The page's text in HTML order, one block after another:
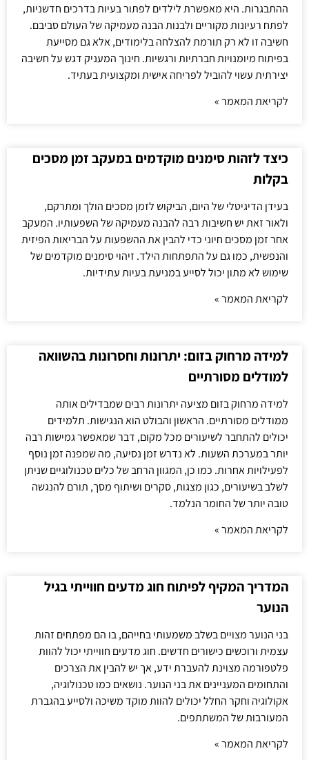
ההתבגרות. היא מאפשרת לילדים לפתור בעיות בדרכים חדשניות,
לפתח רעיונות מקוריים ולבנות הבנה מעמיקה של העולם סביבם.
חשיבה זו לא רק תורמת להצלחה בלימודים, אלא גם מסייעת
בפיתוח מיומנויות חברתיות ורגשיות. חינוך המעניק דגש על חשיבה
יצירתית עשוי להוביל לפריחה אישית ומקצועית בעתיד.
לקריאת המאמר »
כיצד לזהות סימנים מוקדמים במעקב זמן מסכים
בקלות
בעידן הדיגיטלי של היום, הביקוש לזמן מסכים הולך ומתרקם,
ולאור זאת יש חשיבות רבה להבנה מעמיקה של השפעותיו. המעקב
אחר זמן מסכים חיוני כדי להבין את ההשפעות על הבריאות הפיזית
והנפשית, כמו גם על התפתחות הילד. זיהוי סימנים מוקדמים של
שימוש לא מתון יכול לסייע במניעת בעיות עתידיות.
לקריאת המאמר »
למידה מרחוק בזום: יתרונות וחסרונות בהשוואה
למודלים מסורתיים
למידה מרחוק בזום מציעה יתרונות רבים שמבדילים אותה
ממודלים מסורתיים. הראשון והבולט הוא הנגישות. תלמידים
יכולים להתחבר לשיעורים מכל מקום, דבר שמאפשר גמישות רבה
יותר במערכת השעות. לא נדרש זמן נסיעה, מה שמפנה זמן נוסף
לפעילויות אחרות. כמו כן, המגוון הרחב של כלים טכנולוגיים שניתן
לשלב בשיעורים, כגון מצגות, סקרים ושיתוף מסך, תורם להנגשה
טובה יותר של החומר הנלמד.
לקריאת המאמר »
המדריך המקיף לפיתוח חוג מדעים חווייתי בגיל
הנוער
בני הנוער מצויים בשלב משמעותי בחייהם, בו הם מפתחים זהות
עצמית ורוכשים כישורים חדשים. חוג מדעים חווייתי יכול להוות
פלטפורמה מצוינת להעברת ידע, אך יש להבין את הצרכים
והתחומים המעניינים את בני הנוער. נושאים כמו טכנולוגיה,
אקולוגיה וחקר החלל יכולים להוות מוקד משיכה ולסייע בהגברת
המעורבות של המשתתפים.
לקריאת המאמר »